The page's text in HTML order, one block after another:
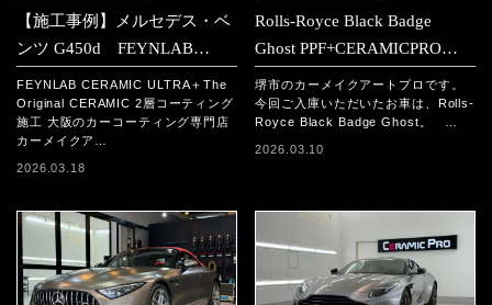
【施工事例】メルセデス・ベ
ンツ G450d FEYNLAB
CERAMIC ULTRA＋The
Original CERAMIC 2層コーテ
ィング施工
FEYNLAB CERAMIC ULTRA＋The
Original CERAMIC 2層コーティング
施工 大阪のカーコーティング専門店
カーメイクア…
2026.03.18
Rolls-Royce Black Badge
Ghost PPF+CERAMICPRO
ION施工事例
堺市のカーメイクアートプロです。
今回ご入庫いただいたお車は、Rolls-
Royce Black Badge Ghost。 …
2026.03.10